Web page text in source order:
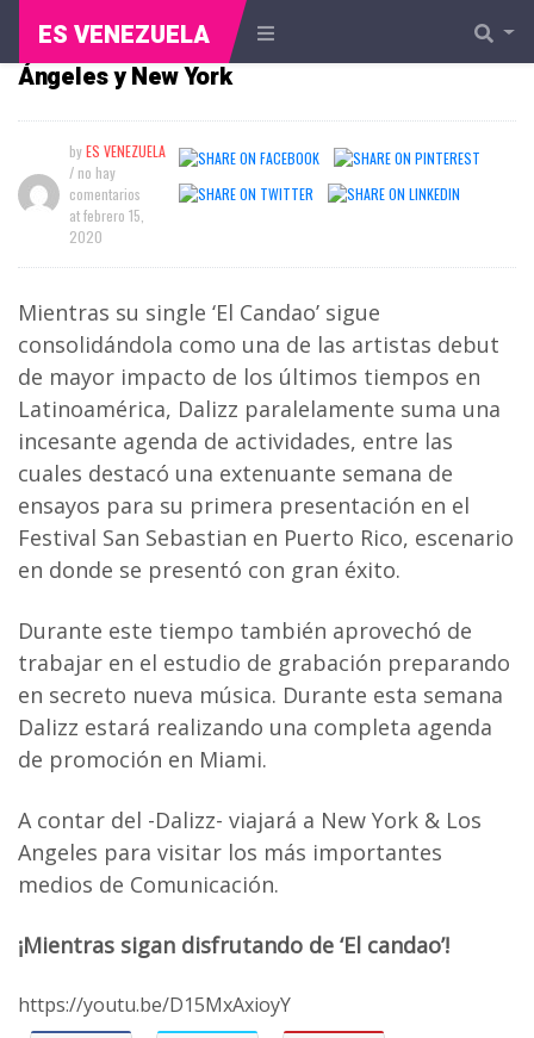
ES VENEZUELA
Dalizz iniciará gira de promoción en Los
Ángeles y New York
byES VENEZUELA
/ no hay
comentarios
atfebrero 15,
2020
Mientras su single ‘El Candao’ sigue
consolidándola como una de las artistas debut
de mayor impacto de los últimos tiempos en
Latinoamérica, Dalizz paralelamente suma una
incesante agenda de actividades, entre las
cuales destacó una extenuante semana de
ensayos para su primera presentación en el
Festival San Sebastian en Puerto Rico, escenario
en donde se presentó con gran éxito.
Durante este tiempo también aprovechó de
trabajar en el estudio de grabación preparando
en secreto nueva música. Durante esta semana
Dalizz estará realizando una completa agenda
de promoción en Miami.
A contar del -Dalizz- viajará a New York & Los
Angeles para visitar los más importantes
medios de Comunicación.
¡Mientras sigan disfrutando de ‘El candao’!
https://youtu.be/D15MxAxioyY